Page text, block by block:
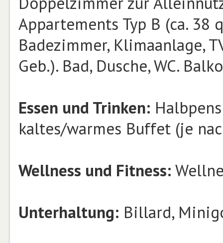
Appartements Typ B (ca. 38
Badezimmer, Klimaanlage,
Geb.). Bad, Dusche, WC.
Essen und Trinken:
kaltes/warmes Buffet (je
Wellness und Fitness:
Unterhaltung: Billard,